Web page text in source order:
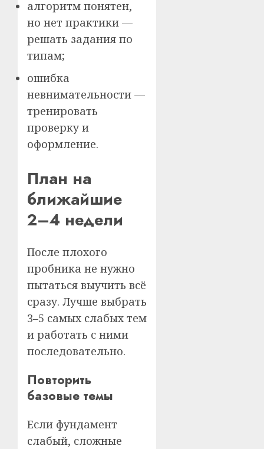
алгоритм понятен,
но нет практики —
решать задания по
типам;
ошибка
невнимательности —
тренировать
проверку и
оформление.
План на
ближайшие
2–4 недели
После плохого
пробника не нужно
пытаться выучить всё
сразу. Лучше выбрать
3–5 самых слабых тем
и работать с ними
последовательно.
Повторить
базовые темы
Если фундамент
слабый, сложные